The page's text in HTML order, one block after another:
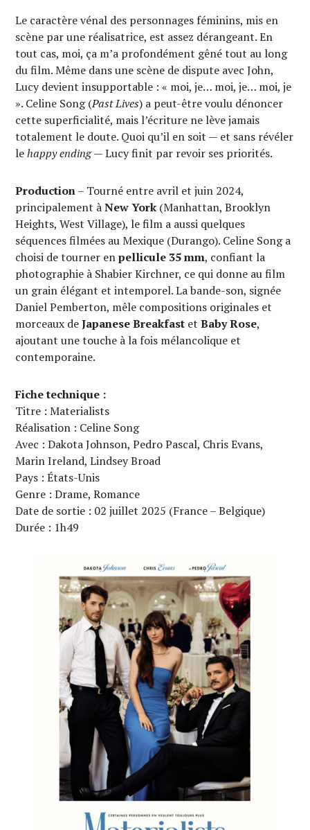
Le caractère vénal des personnages féminins, mis en
scène par une réalisatrice, est assez dérangeant. En
tout cas, moi, ça m’a profondément gêné tout au long
du film. Même dans une scène de dispute avec John,
Lucy devient insupportable : « moi, je… moi, je… moi, je
». Celine Song (Past Lives) a peut-être voulu dénoncer
cette superficialité, mais l’écriture ne lève jamais
totalement le doute. Quoi qu’il en soit — et sans révéler
lehappy ending— Lucy finit par revoir ses priorités.
Production– Tourné entre avril et juin 2024,
principalement àNew York (Manhattan, Brooklyn
Heights, West Village), le film a aussi quelques
séquences filmées au Mexique (Durango). Celine Song a
choisi de tourner enpellicule 35 mm, confiant la
photographie à Shabier Kirchner, ce qui donne au film
un grain élégant et intemporel. La bande-son, signée
Daniel Pemberton, mêle compositions originales et
morceaux deJapanese Breakfast etBaby Rose,
ajoutant une touche à la fois mélancolique et
contemporaine.
Fiche technique :
Titre : Materialists
Réalisation : Celine Song
Avec : Dakota Johnson, Pedro Pascal, Chris Evans,
Marin Ireland, Lindsey Broad
Pays : États-Unis
Genre : Drame, Romance
Date de sortie : 02 juillet 2025 (France – Belgique)
Durée : 1h49